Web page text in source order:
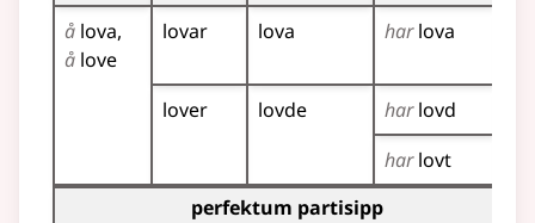
å lova
å love
lovar lova harlova
lover
lovde harlovd
harlovt
Bøyningstabell for dette verbet (partisippformer)
perfektum partisipp